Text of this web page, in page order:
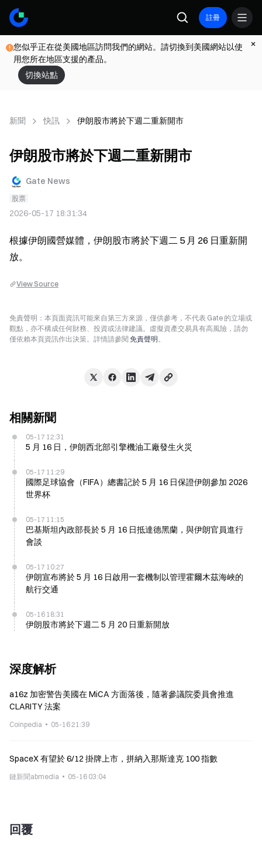
註冊
您似乎正在從美國地區訪問我們的網站。請切換到美國網站以使
用您所在地區支援的產品。
切換站點
新聞 快訊 伊朗股市將於下週二重新開市
伊朗股市將於下週二重新開市
Gate News
股票
2026-05-17 18:31:34
根據伊朗國營媒體，伊朗股市將於下週二 5 月 26 日重新開
放。
View Source
免責聲明：本頁面資訊可能來自第三方來源，僅供參考，不代表 Gate 的立場或
觀點，亦不構成任何財務、投資或法律建議。虛擬資產交易具有高風險，請勿
僅依賴本頁資訊作出決策。詳情請參閱 免責聲明。
相關新聞
05-17 12:31
5 月 16 日，伊朗西北部引擎機油工廠發生火災
05-17 11:29
國際足球協會（FIFA）總書記於 5 月 16 日保證伊朗參加 2026
世界杯
05-17 11:15
巴基斯坦內政部長於 5 月 16 日抵達德黑蘭，與伊朗官員進行
會談
05-17 10:27
伊朗宣布將於 5 月 16 日啟用一套機制以管理霍爾木茲海峽的
航行交通
05-16 18:31
伊朗股市將於下週二 5 月 20 日重新開放
深度解析
a16z 加密警告美國在 MiCA 方面落後，隨著參議院委員會推進
CLARITY 法案
Coinpedia 05-16 21:39
SpaceX 有望於 6/12 掛牌上市，拼納入那斯達克 100 指數
鏈新聞abmedia 05-16 03:04
回覆